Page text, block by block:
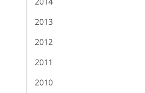
2013
2012
2011
2010